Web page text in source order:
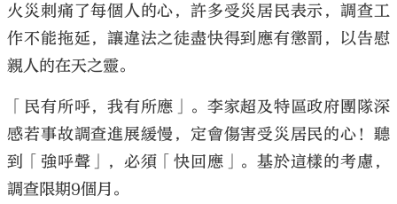
火災刺痛了每個人的心，許多受災居民表示，調查工
作不能拖延，讓違法之徒盡快得到應有懲罰，以告慰
親人的在天之靈。
「民有所呼，我有所應」。李家超及特區政府團隊深
感若事故調查進展緩慢，定會傷害受災居民的心！聽
到「強呼聲」，必須「快回應」。基於這樣的考慮，
調查限期9個月。